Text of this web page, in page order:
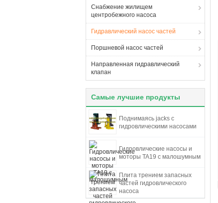
Снабжение жилищем
центробежного насоса
Гидравлический насос частей
Поршневой насос частей
Направленная гидравлический
клапан
Самые лучшие продукты
Поднимаясь jacks с
гидровлическими насосами
Гидровлические насосы и
моторы TA19 с малошумным
Плита трением запасных
частей гидровлического
насоса